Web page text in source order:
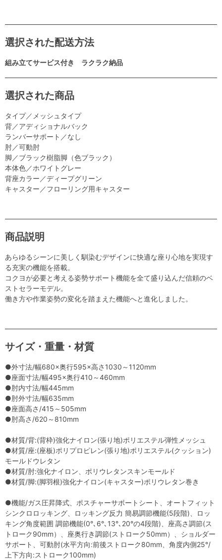
選択された配送方法
組み立てサービス付き ラクラク納品
選択された商品
タイプ／メッシュタイプ
背／アディショナルバック
ランバーサポート／なし
肘／可動肘
脚／ブラック樹脂脚（色ブラック）
本体色／ホワイトグレー
背座カラー／ディープグリーン
キャスター／フローリング用キャスター
商品説明
あらゆるシーンに美しく馴染むデザインに快適な座り心地を実現す
る充実の機能を搭載。
コクヨが必要と考える姿勢サポート機能を全て盛り込んだ信頼のベ
ストセラーモデル。
働き方や作業姿勢の変化を踏まえた機能へと進化しました。
サイズ・重量・材質
●外寸法/幅680×奥行595×高さ1030～1120mm
●座面寸法/幅495×奥行410～460mm
●肘内寸法/幅445mm
●肘外寸法/幅635mm
●座面高さ/415～505mm
●肘高さ/620～810mm
●材質/背:(背枠)強化ナイロン(張り地)ポリエステル弾性メッシュ
●材質/座:(座板)ポリプロピレン(張り地)ポリエステル(クッション)
モールドウレタン
●材質/肘:強化ナイロン、ポリウレタンスキンモールド
●材質/脚:(脚羽根)強化ナイロン(キャスター)ポリウレタン巻き
●機能/ガス圧昇降式、ポスチャーサポートシート、オートフィット
シンクロロッキング、ロッキング反力 簡易調節機能(5段階)、ロッ
キング角度範囲 調節機能(0°､6°､13°､20°の4段階)、座高さ調節(ス
トローク90mm）、座奥行き調節(ストローク50mm）、ショルダー
サポート、可動肘(水平方向:前後ストローク80mm、角度内側25°/
上下方向:ストローク100mm)